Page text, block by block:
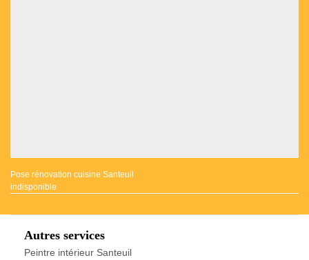
Pose rénovation cuisine Santeuil
indisponible
Autres services
Peintre intérieur Santeuil